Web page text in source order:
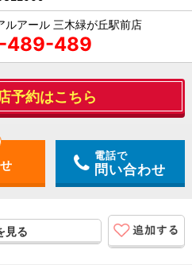
ルアール 三木緑が丘駅前店
489-489
予約はこちら
電話で
問い合わせ
見る